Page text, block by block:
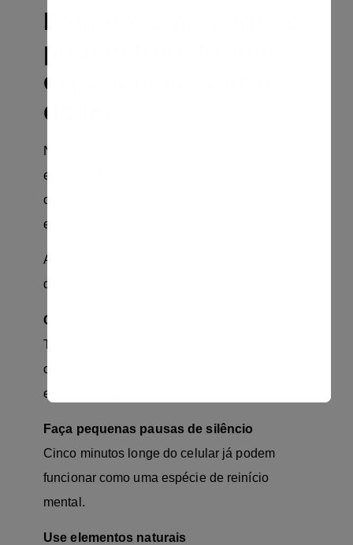
Pequenas mudanças
podem transformar a
experiência dentro
do lar
Nem sempre é possível controlar os sons
externos. Mas algumas estratégias ajudam a
criar ambientes mais acolhedores e
equilibrados dentro da moradia.
Algumas práticas simples podem fazer
diferença:
Crie espaços de pausa
Ter um local específico para leitura, descanso
ou alguns minutos sem telas ajuda a reduzir
estímulos ao longo do dia.
Faça pequenas pausas de silêncio
Cinco minutos longe do celular já podem
funcionar como uma espécie de reinício
mental.
Use elementos naturais